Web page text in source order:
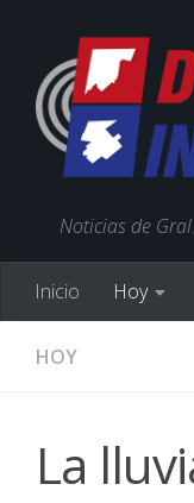
Noticias de
Inicio Hoy
HOY
La